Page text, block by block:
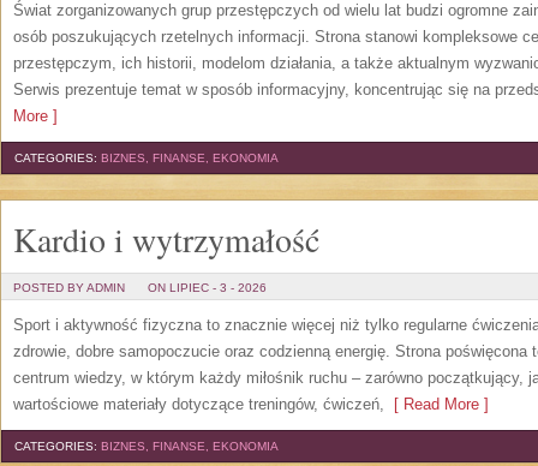
Świat zorganizowanych grup przestępczych od wielu lat budzi ogromne
osób poszukujących rzetelnych informacji. Strona stanowi kompleksowe
przestępczym, ich historii, modelom działania, a także aktualnym
Serwis prezentuje temat w sposób informacyjny, koncentrując się na
More ]
CATEGORIES: BIZNES, FINANSE, EKONOMIA
Kardio i wytrzymałość
POSTED BY ADMIN ON LIPIEC - 3 - 2026
Sport i aktywność fizyczna to znacznie więcej niż tylko regularne
zdrowie, dobre samopoczucie oraz codzienną energię. Strona poświęcona
centrum wiedzy, w którym każdy miłośnik ruchu – zarówno początkujący,
wartościowe materiały dotyczące treningów, ćwiczeń, [ Read More ]
CATEGORIES: BIZNES, FINANSE, EKONOMIA